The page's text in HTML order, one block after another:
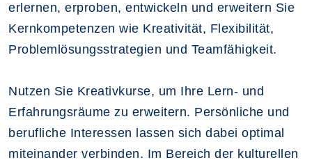
erlernen, erproben, entwickeln und erweitern Sie
Kernkompetenzen wie Kreativität, Flexibilität,
Problemlösungsstrategien und Teamfähigkeit.
Nutzen Sie Kreativkurse, um Ihre Lern- und
Erfahrungsräume zu erweitern. Persönliche und
berufliche Interessen lassen sich dabei optimal
miteinander verbinden. Im Bereich der kulturellen